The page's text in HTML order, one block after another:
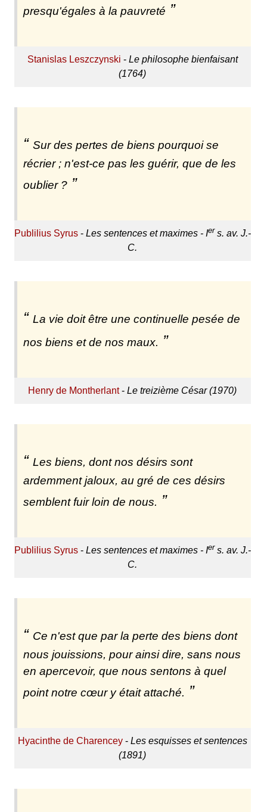
presqu'égales à la pauvreté
Stanislas Leszczynski - Le philosophe bienfaisant
(1764)
Sur des pertes de biens pourquoi se
récrier ; n'est-ce pas les guérir, que de les
oublier ?
Publilius Syrus- Les sentences et maximes - Iers. av. J.-
C.
La vie doit être une continuelle pesée de
nos biens et de nos maux.
Henry de Montherlant-Le treizième César (1970)
Les biens, dont nos désirs sont
ardemment jaloux, au gré de ces désirs
semblent fuir loin de nous.
Publilius Syrus- Les sentences et maximes - Iers. av. J.-
C.
Ce n'est que par la perte des biens dont
nous jouissions, pour ainsi dire, sans nous
en apercevoir, que nous sentons à quel
point notre cœur y était attaché.
Hyacinthe de Charencey- Les esquisses et sentences
(1891)